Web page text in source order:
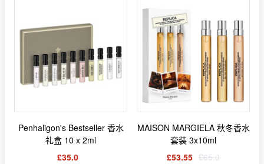
Penhaligon's Bestseller 香水
礼盒 10 x 2ml
£35.0
MAISON MARGIELA 秋冬香水
套装 3x10ml
£53.55 £65.0